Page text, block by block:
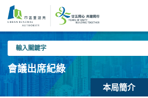
要
入
關
鍵
會議出席紀綠
本局簡介